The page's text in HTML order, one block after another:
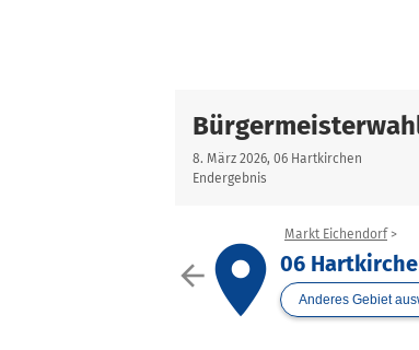
8. März 2026, 06 Hartkirchen
Endergebnis
arrow_backplace
Markt Eichendorf
06
Anderes Gebiet